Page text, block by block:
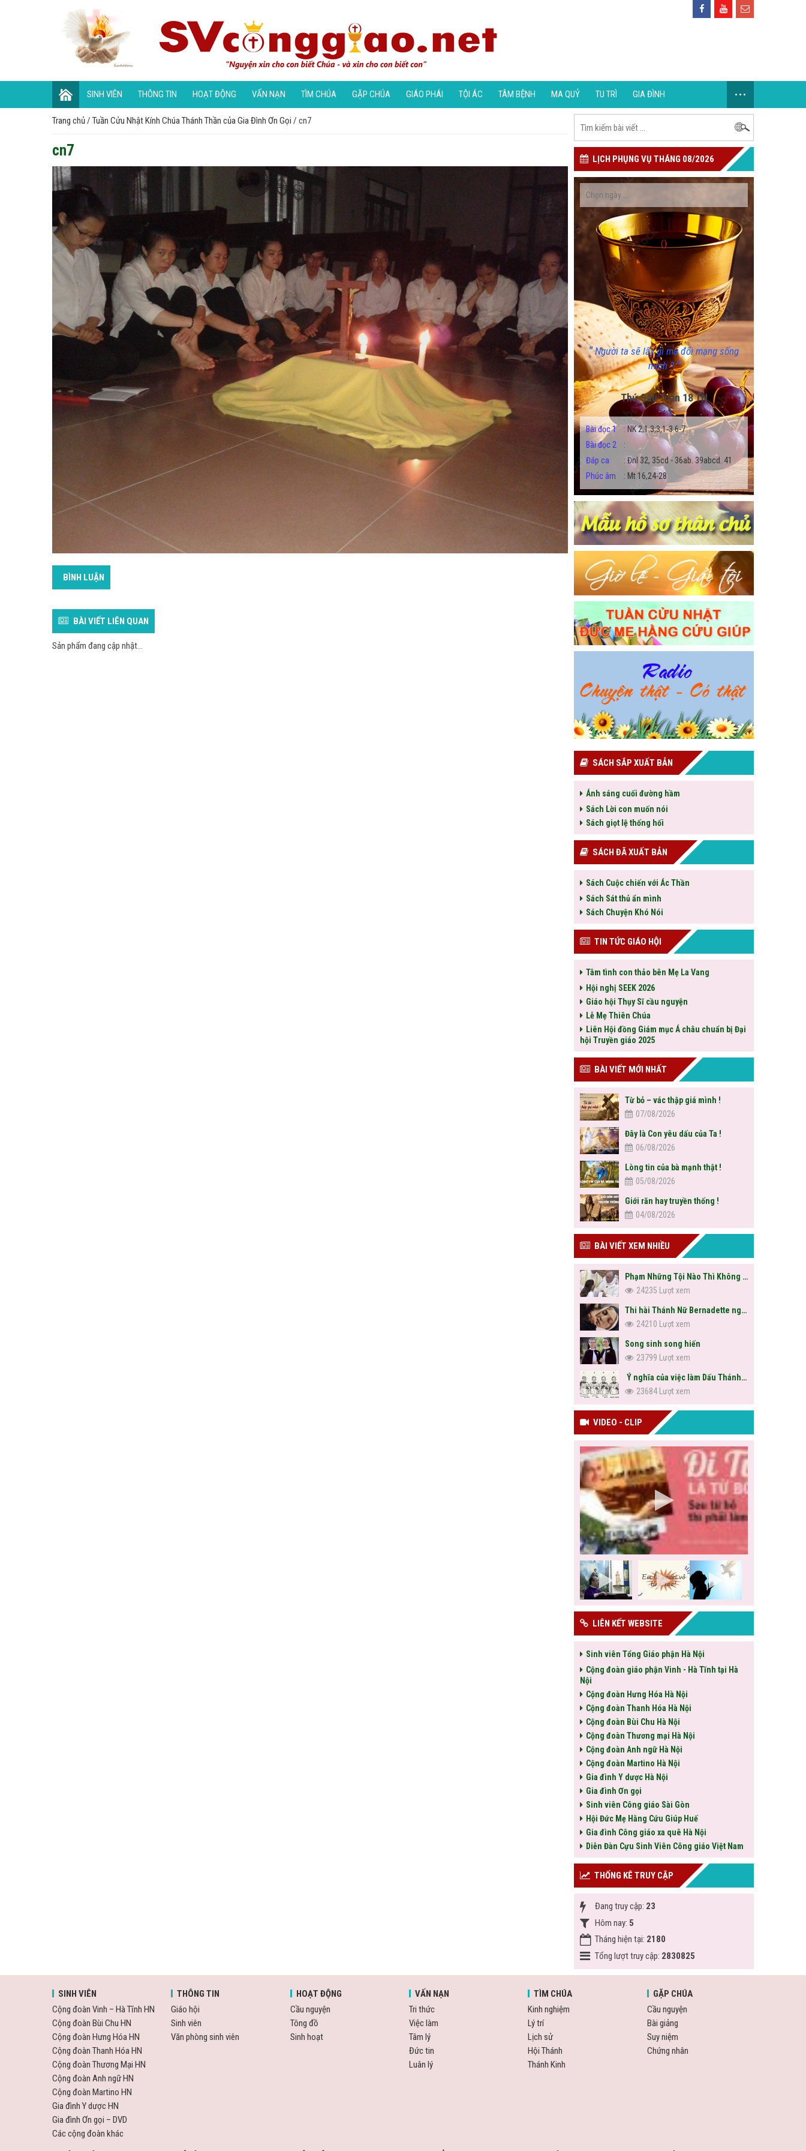
SINH VIÊN THÔNG TIN HOẠT ĐỘNG VẤN NẠN TÌM CHÚA GẶP CHÚA GIÁO PHÁI TỘI ÁC TÂM BỆNH MA QUỶ TU TRÌ GIA ĐÌNH ...
Trang chủ/ Tuần Cửu Nhật Kính Chúa Thánh Thần của Gia Đình Ơn Gọi / cn7
cn7
BÌNH LUẬN
BÀI VIẾT LIÊN QUAN
Sản phẩm đang cập nhật...
LỊCH PHỤNG VỤ THÁNG 08/2026
()
"Người ta sẽ lấy gì mà đổi mạng sống
mình ?"
Thứ Sáu Tuần 18 TN
Bài đọc 1 : NK 2,1.3;3,1-3.6-7
Bài đọc 2
:
Đáp ca
: Đnl 32, 35cd - 36ab. 39abcd. 41
Phúc âm
: Mt 16,24-28
SÁCH SẮP XUẤT BẢN
Ánh sáng cuối đường hầm
Sách Lời con muốn nói
Sách giọt lệ thống hối
SÁCH ĐÃ XUẤT BẢN
Sách Cuộc chiến với Ác Thần
Sách Sát thủ ẩn mình
Sách Chuyện Khó Nói
TIN TỨC GIÁO HỘI
Tâm tình con thảo bên Mẹ La Vang
Hội nghị SEEK 2026
Giáo hội Thụy Sĩ cầu nguyện
Lễ Mẹ Thiên Chúa
Liên Hội đồng Giám mục Á châu chuẩn bị Đại
hội Truyền giáo 2025
BÀI VIẾT MỚI NHẤT
Từ bỏ – vác thập giá mình !
07/08/2026
Đây là Con yêu dấu của Ta !
06/08/2026
Lòng tin của bà mạnh thật !
05/08/2026
Giới răn hay truyền thống !
04/08/2026
BÀI VIẾT XEM NHIỀU
Phạm Những Tội Nào Thì Không Được Rước Lễ?
24235 Lượt xem
Thi hài Thánh Nữ Bernadette nguyên vẹn sau hơn trăm năm
24210 Lượt xem
Song sinh song hiến
23799 Lượt xem
Ý nghĩa của việc làm Dấu Thánh Giá
23684 Lượt xem
VIDEO - CLIP
LIÊN KẾT WEBSITE
Sinh viên Tổng Giáo phận Hà Nội
Cộng đoàn giáo phận Vinh - Hà Tĩnh tại Hà
Nội
Cộng đoàn Hưng Hóa Hà Nội
Cộng đoàn Thanh Hóa Hà Nội
Cộng đoàn Bùi Chu Hà Nội
Cộng đoàn Thương mại Hà Nội
Cộng đoàn Anh ngữ Hà Nội
Cộng đoàn Martino Hà Nội
Gia đình Y dược Hà Nội
Gia đình Ơn gọi
Sinh viên Công giáo Sài Gòn
Hội Đức Mẹ Hằng Cứu Giúp Huế
Gia đình Công giáo xa quê Hà Nội
Diễn Đàn Cựu Sinh Viên Công giáo Việt Nam
THỐNG KÊ TRUY CẬP
Đang truy cập: 23
Hôm nay: 5
Tháng hiện tại: 2180
Tổng lượt truy cập: 2830825
SINH VIÊN
Cộng đoàn Vinh – Hà Tĩnh HN
Cộng đoàn Bùi Chu HN
Cộng đoàn Hưng Hóa HN
Cộng đoàn Thanh Hóa HN
Cộng đoàn Thương Mại HN
Cộng đoàn Anh ngữ HN
Cộng đoàn Martino HN
Gia đình Y dược HN
Gia đình Ơn gọi – DVD
Các cộng đoàn khác
THÔNG TIN
Giáo hội
Sinh viên
Văn phòng sinh viên
HOẠT ĐỘNG
Cầu nguyện
Tông đồ
Sinh hoạt
VẤN NẠN
Tri thức
Việc làm
Tâm lý
Đức tin
Luân lý
TÌM CHÚA
Kinh nghiệm
Lý trí
Lịch sử
Hội Thánh
Thánh Kinh
GẶP CHÚA
Cầu nguyện
Bài giảng
Suy niệm
Chứng nhân